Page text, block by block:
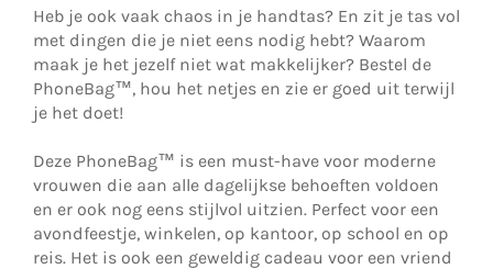
Heb je ook vaak chaos in je handtas? En zit je tas vol
met dingen die je niet eens nodig hebt? Waarom
maak je het jezelf niet wat makkelijker? Bestel de
PhoneBag™, hou het netjes en zie er goed uit terwijl
je het doet!
Deze PhoneBag™ is een must-have voor moderne
vrouwen die aan alle dagelijkse behoeften voldoen
en er ook nog eens stijlvol uitzien. Perfect voor een
avondfeestje, winkelen, op kantoor, op school en op
reis. Het is ook een geweldig cadeau voor een vriend